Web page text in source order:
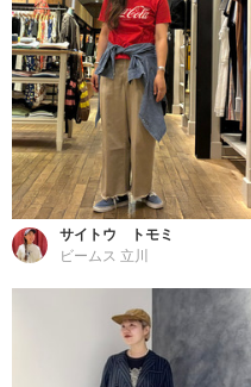
サイトウ トモミ
ビームス 立川